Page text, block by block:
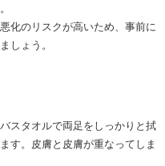
化のリスクが高いため、事前に
しょう。
スタオルで両足をしっかりと拭
す。皮膚と皮膚が重なってしま